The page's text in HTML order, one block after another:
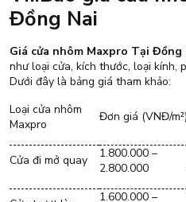
Đồng Nai
Giá cửa nhôm Maxpro Tại Đồng
như loại cửa, kích thước, loại kính,
Dưới đây là bảng giá tham khảo:
Loại cửa nhôm
Maxpro
Đơn giá (VNĐ/m²)
Cửa đi mở quay
1.800.000 –
2.800.000
1.600.000 –